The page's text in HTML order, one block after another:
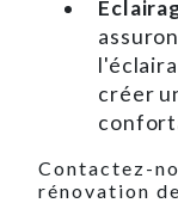
créer
Contactez-
rénovation